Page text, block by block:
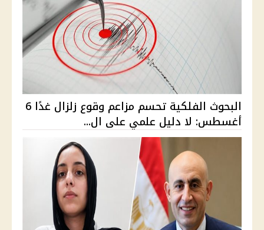
البحوث الفلكية تحسم مزاعم وقوع زلزال غدًا 6
أغسطس: لا دليل علمي على ال...